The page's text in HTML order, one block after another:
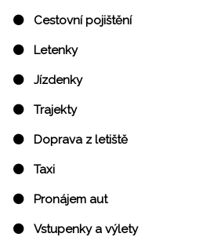
⚫ Cestovní pojištění
⚫ Letenky
⚫ Jízdenky
⚫ Trajekty
⚫ Doprava z letiště
⚫ Taxi
⚫ Pronájem aut
⚫ Vstupenky a výlety